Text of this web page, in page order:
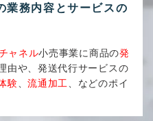
業務内容とサービスの
ャネル小売事業に商品の発
由や、発送代行サービスの
験 、流通加工
、などのポイ